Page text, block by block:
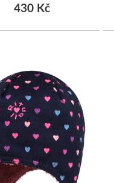
430 Kč